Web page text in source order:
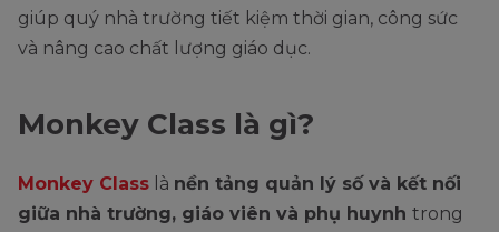
giúp quý nhà trường tiết kiệm thời gian, công sức
và nâng cao chất lượng giáo dục.
Monkey Class là gì?
Monkey Class là nền tảng quản lý số và kết nối
giữa nhà trường, giáo viên và phụ huynh trong